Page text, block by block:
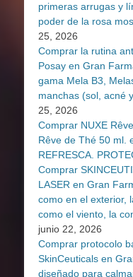
primeras arrugas y
poder de la rosa
25, 2026
Comprar la rutina
Posay en Gran
gama Mela B3,
manchas (sol, acné
25, 2026
Comprar NUXE
Rêve de Thé 50 ml.
REFRESCA.
Comprar
LASER en Gran
como en el exterior,
como el viento, la
junio 22, 2026
Comprar protocolo
SkinCeuticals en
diseñado para